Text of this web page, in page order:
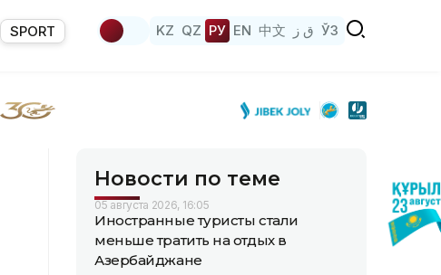
SPORT KZ QZ РУ EN 中文 ق ز ЎЗ
Новости по теме
05 августа 2026, 16:05
Иностранные туристы стали
меньше тратить на отдых в
Азербайджане